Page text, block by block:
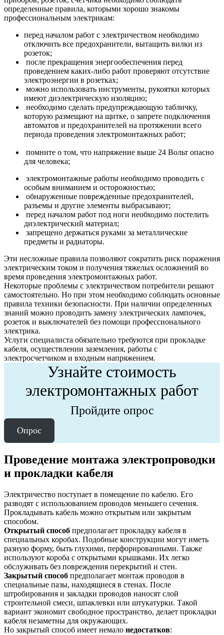
определенные правила, которыми хорошо знакомы
профессиональным электрикам:
перед началом работ с электричеством необходимо
отключить все предохранители, вытащить вилки из
розеток;
после прекращения энергообеспечения перед
проведением каких-либо работ проверяют отсутствие
электроэнергии в розетках;
можно использовать инструменты, рукоятки которых
имеют диэлектрическую изоляцию;
необходимо сделать предупреждающую табличку,
которую размещают на щитке, о запрете подключения
автоматов и предохранителей на протяжении всего
периода проведения электромонтажных работ;
помните о том, что напряжение выше 24 Вольт опасно
для человека;
электромонтажные работы необходимо проводить с
особым вниманием и осторожностью;
обнаруженные поврежденные предохранителей,
разъемы и другие элементы выбрасывают;
перед началом работ под ноги необходимо постелить
диэлектрический материал;
запрещено держаться руками за металлические
предметы и радиаторы.
Эти несложные правила позволяют сократить риск поражения
электрическим током и получения тяжелых осложнений во
время проведения электромонтажных работ.
Некоторые проблемы с электричеством потребители решают
самостоятельно. Но при этом необходимо соблюдать основные
правила техники безопасности. При наличии определенных
знаний можно проводить замену электрических лампочек,
розеток и выключателей без помощи профессионального
электрика.
Услуги специалиста обязательно требуются при прокладке
кабеля, осуществлении заземления, работы с
электросчетчиком и входным напряжением.
Узнайте стоимость
электромонтажных работ
Пройдите опрос
Опрос
Проведение монтажа электропроводки
и прокладки кабеля
Электричество поступает в помещение по кабелю. Его
разводят с использованием проводов меньшего сечения.
Прокладывать кабель можно открытым или закрытым
способом.
Открытый способ предполагает прокладку кабеля в
специальных коробах. Подобные конструкции могут иметь
разную форму, быть глухими, перфорированными. Также
используют короба с открытыми крышками. Их легко
обслуживать без повреждения перекрытий и стен.
Закрытый способ предполагает монтаж проводов в
специальные пазы, находящиеся в стенах. После
штробирования и закладки проводов наносят слой
строительной смеси, шпаклевки или штукатурки. Такой
вариант экономит свободное пространство, делает прокладки
кабеля незаметны для окружающих.
Но закрытый способ имеет немало недостатков: